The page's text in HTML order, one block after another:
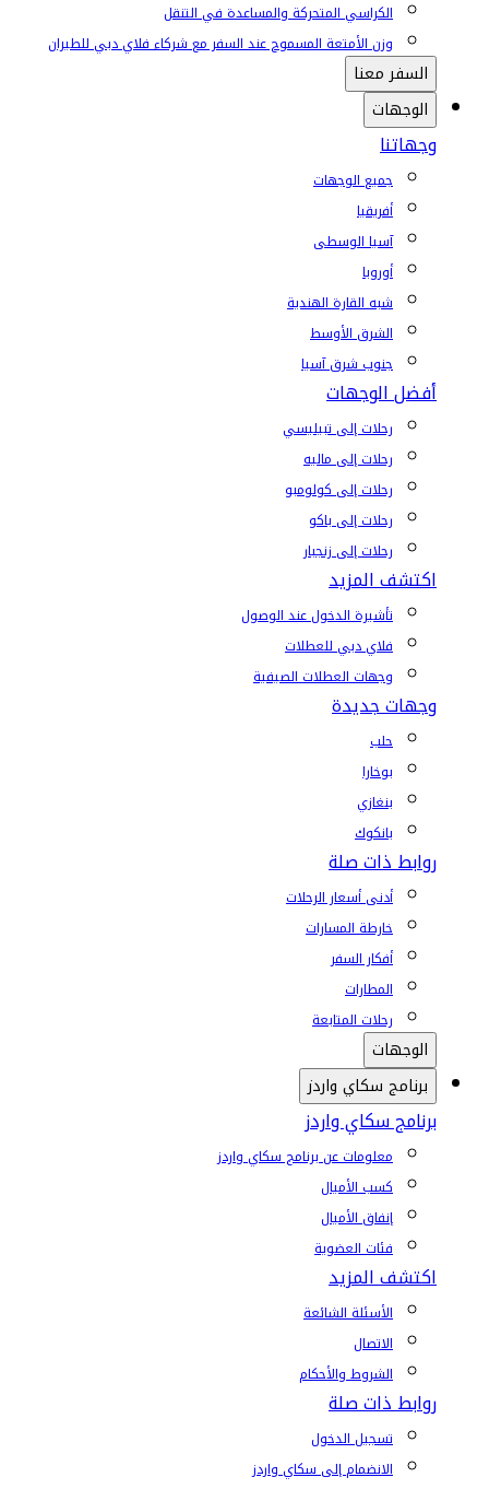
الكراسي المتحركة والمساعدة في التنقل
وزن الأمتعة المسموح عند السفر مع شركاء فلاي دبي للطيران
السفر معنا
الوجهات
وجهاتنا
جميع الوجهات
أفريقيا
آسيا الوسطى
أوروبا
شبه القارة الهندية
الشرق الأوسط
جنوب شرق آسيا
أفضل الوجهات
رحلات إلى تبيليسي
رحلات إلى ماليه
رحلات إلى كولومبو
رحلات إلى باكو
رحلات إلى زنجبار
اكتشف المزيد
تأشيرة الدخول عند الوصول
فلاي دبي للعطلات
وجهات العطلات الصيفية
وجهات جديدة
حلب
بوخارا
بنغازي
بانكوك
روابط ذات صلة
أدنى أسعار الرحلات
خارطة المسارات
أفكار السفر
المطارات
رحلات المتابعة
الوجهات
برنامج سكاي واردز
برنامج سكاي واردز
معلومات عن برنامج سكاي واردز
كسب الأميال
إنفاق الأميال
فئات العضوية
اكتشف المزيد
الأسئلة الشائعة
الاتصال
الشروط والأحكام
روابط ذات صلة
تسجيل الدخول
الانضمام إلى سكاي واردز